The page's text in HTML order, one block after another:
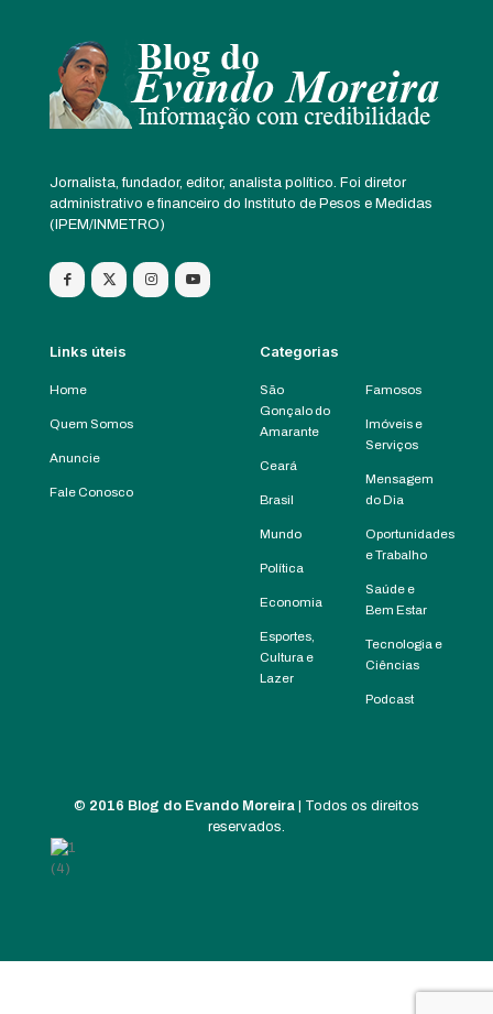
Jornalista, fundador, editor, analista político. Foi diretor
administrativo e financeiro do Instituto de Pesos e Medidas
(IPEM/INMETRO)
Links úteis
Home
Quem Somos
Anuncie
Fale Conosco
Categorias
São
Gonçalo do
Amarante
Ceará
Brasil
Mundo
Política
Economia
Esportes,
Cultura e
Lazer
Famosos
Imóveis e
Serviços
Mensagem
do Dia
Oportunidades
e Trabalho
Saúde e
Bem Estar
Tecnologia e
Ciências
Podcast
© 2016 Blog do Evando Moreira | Todos os direitos
reservados.